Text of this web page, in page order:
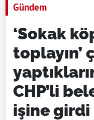
Gündem
‘Sokak
toplayın’
CHP’li
işine girdi